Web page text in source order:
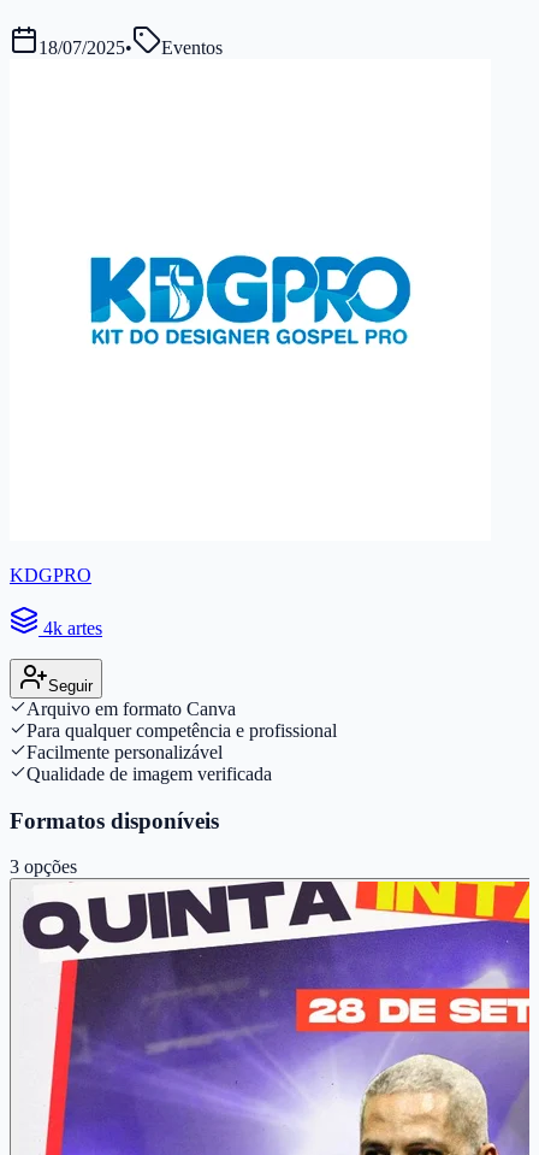
18/07/2025• Eventos
KDGPRO
4k artes
Seguir
Arquivo em formato Canva
Para qualquer competência e profissional
Facilmente personalizável
Qualidade de imagem verificada
Formatos disponíveis
3 opções